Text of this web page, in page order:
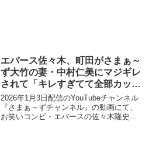
エバース佐々木、町田がさまぁ～
ず大竹の妻・中村仁美にマジギレ
されて「キレすぎてて全部カット
されてました(笑)」と告白
2026年1月3日配信のYouTubeチャンネル
『さまぁ～ずチャンネル』の動画にて、
お笑いコンビ・エバースの佐々木隆史